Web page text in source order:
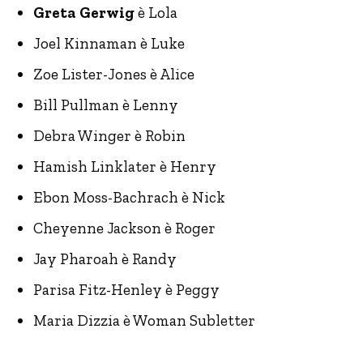
Greta Gerwigè Lola
Joel Kinnaman è Luke
Zoe Lister-Jones è Alice
Bill Pullman è Lenny
Debra Winger è Robin
Hamish Linklater è Henry
Ebon Moss-Bachrach è Nick
Cheyenne Jackson è Roger
Jay Pharoah è Randy
Parisa Fitz-Henley è Peggy
Maria Dizzia è Woman Subletter